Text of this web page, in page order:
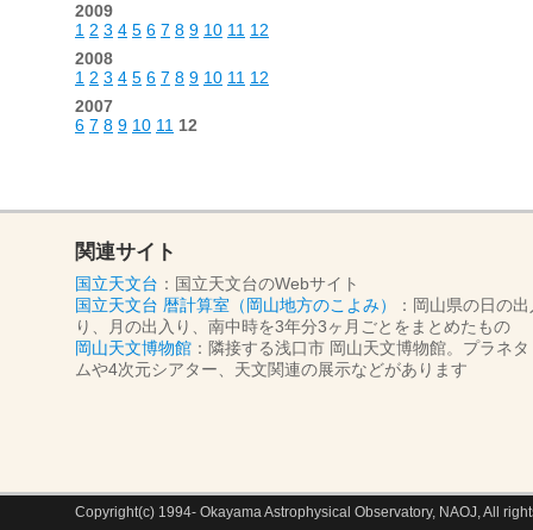
2009
1 2 3 4 5 6 7 8 9 10 11 12
2008
1 2 3 4 5 6 7 8 9 10 11 12
2007
6 7 8 9 10 11 12
関連サイト
国立天文台 ：国立天文台のWebサイト
国立天文台 暦計算室（岡山地方のこよみ）
：岡山県の日の
り、月の出入り、南中時を3年分3ヶ月ごとをまとめたもの
岡山天文博物館 ：隣接する浅口市 岡山天文博物館。プラネタ
ムや4次元シアター、天文関連の展示などがあります
Copyright(c) 1994- Okayama Astrophysical Observatory, NAOJ, All